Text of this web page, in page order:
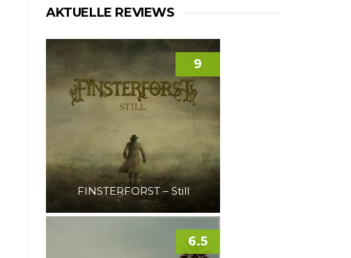
AKTUELLE REVIEWS
FINSTERFORST – Still
9
6.5